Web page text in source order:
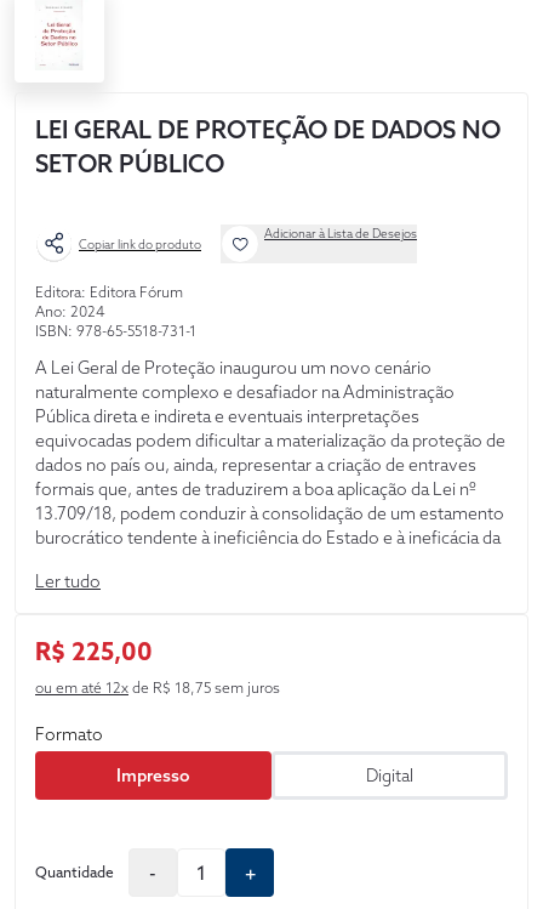
LEI GERAL DE PROTEÇÃO DE DADOS NO
SETOR PÚBLICO
Copiar link do produto
Adicionar à Lista de Desejos
Editora: Editora Fórum
Ano: 2024
ISBN: 978-65-5518-731-1
A Lei Geral de Proteção inaugurou um novo cenário
naturalmente complexo e desafiador na Administração
Pública direta e indireta e eventuais interpretações
equivocadas podem dificultar a materialização da proteção de
dados no país ou, ainda, representar a criação de entraves
formais que, antes de traduzirem a boa aplicação da Lei nº
13.709/18, podem conduzir à consolidação de um estamento
burocrático tendente à ineficiência do Estado e à ineficácia da
Ler tudo
R$ 225,00
ou em até 12x de R$ 18,75 sem juros
Formato
Impresso
Digital
Quantidade - +